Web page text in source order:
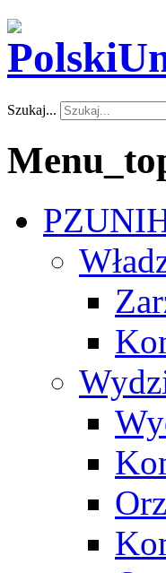
Szukaj...